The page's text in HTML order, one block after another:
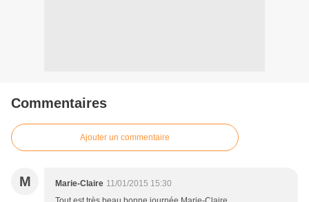
Commentaires
Ajouter un commentaire
M Marie-Claire 11/01/2015 15:30